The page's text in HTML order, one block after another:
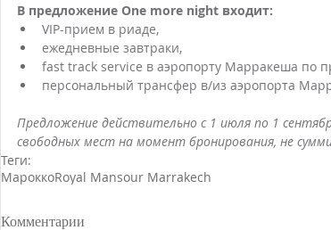
В предложение One more night входит:
VIP-прием в риаде,
ежедневные завтраки,
fast track service в аэропорту Марракеша по
персональный трансфер в/из аэропорта
Предложение действительно с 1 июля по 1
свободных мест на момент бронирования, не
Теги:
МароккоRoyal Mansour Marrakech
Комментарии